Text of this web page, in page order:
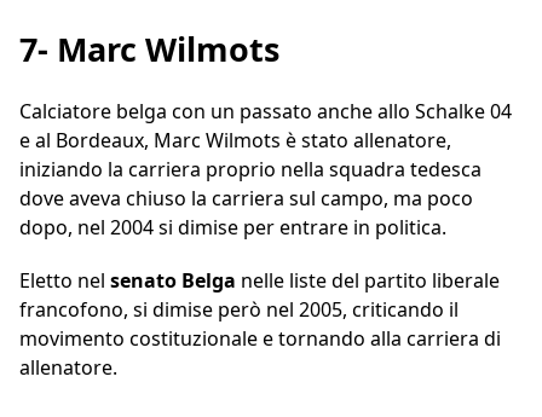
7- Marc Wilmots
Calciatore belga con un passato anche allo Schalke 04
e al Bordeaux, Marc Wilmots è stato allenatore,
iniziando la carriera proprio nella squadra tedesca
dove aveva chiuso la carriera sul campo, ma poco
dopo, nel 2004 si dimise per entrare in politica.
Eletto nel senato Belga nelle liste del partito liberale
francofono, si dimise però nel 2005, criticando il
movimento costituzionale e tornando alla carriera di
allenatore.